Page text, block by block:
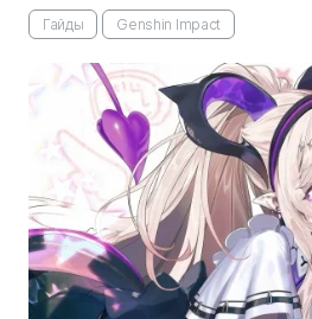
Гайды Genshin Impact